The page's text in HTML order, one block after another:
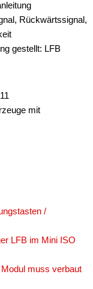
Rückwärtssignal,
gestellt: LFB
mit
/
LFB im Mini ISO
muss verbaut